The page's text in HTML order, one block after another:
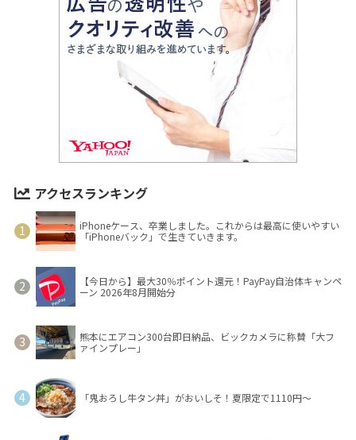
アクセスランキング
iPhoneケース、卒業しました。これからは最高に使いやすい
「iPhoneバック」で生きていきます。
【今日から】最大30％ポイント還元！PayPay自治体キャンペ
ーン 2026年8月開始分
熊本にエアコン300台即日納品、ビックカメラに称賛「大フ
ァインプレー」
「鬼おろし牛タン丼」がおいしそ！夏限定で1110円～